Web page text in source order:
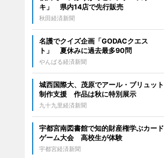
キ」 県内14店で先行販売
秋田経済新聞
名護でクイズ企画「GODACクエス
ト」 夏休みに過去最多90問
やんばる経済新聞
城西国際大、茂原でアール・ブリュット
制作支援 作品は秋に特別展示
九十九里経済新聞
宇都宮南図書館で知的財産権学ぶカード
ゲーム大会 高校生が体験
宇都宮経済新聞